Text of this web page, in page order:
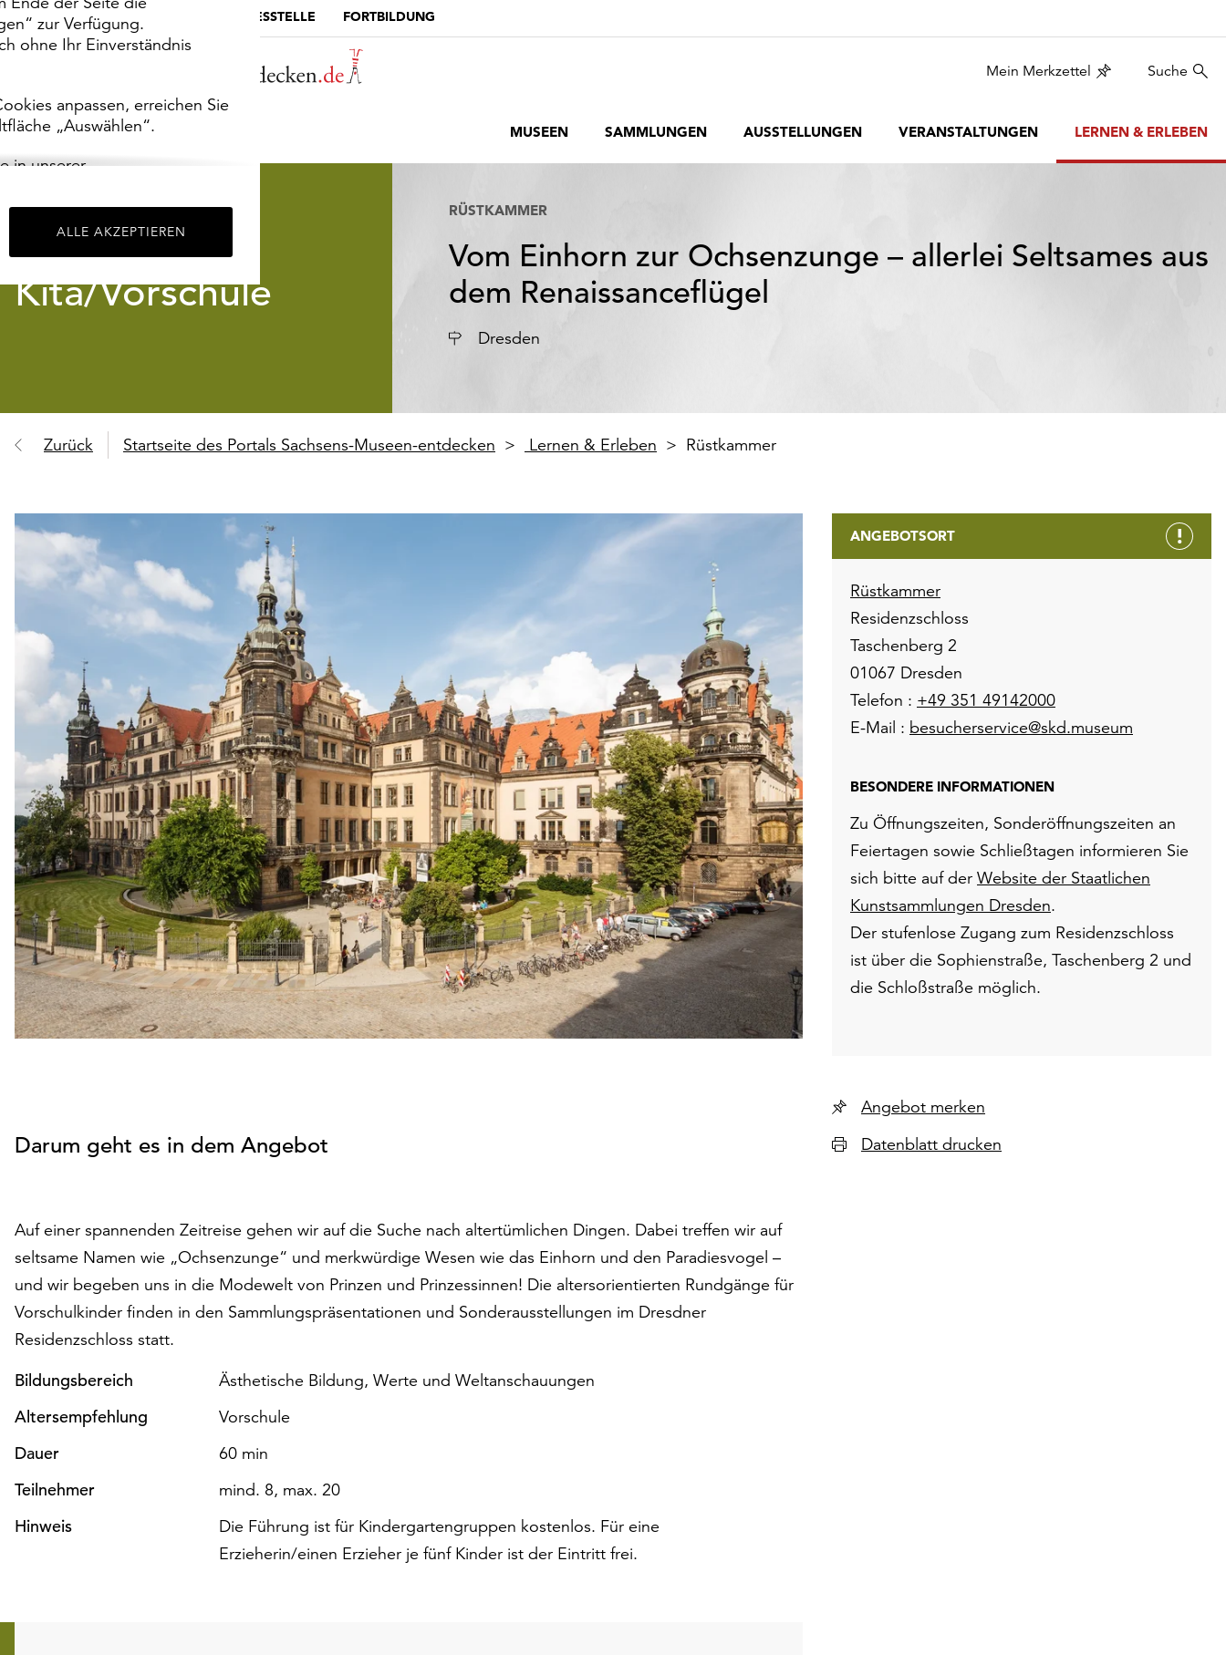
zur Verfügung.
ohne Ihr Einverständnis
anpassen, erreichen Sie
„Auswählen“.
in unserer
ALLE AKZEPTIEREN
MUSEUMSPORTAL DIE LANDESSTELLE FORTBILDUNG
Mein Merkzettel Suche
MUSEEN SAMMLUNGEN AUSSTELLUNGEN VERANSTALTUNGEN LERNEN & ERLEBEN
Kita/Vorschule
RÜSTKAMMER
Vom Einhorn zur Ochsenzunge – allerlei Seltsames aus
dem Renaissanceflügel
Ort Dresden
Zurück Startseite des Portals Sachsens-Museen-entdecken Lernen & Erleben Rüstkammer
Darum geht es in dem Angebot
Auf einer spannenden Zeitreise gehen wir auf die Suche nach altertümlichen Dingen. Dabei treffen wir auf
seltsame Namen wie „Ochsenzunge“ und merkwürdige Wesen wie das Einhorn und den Paradiesvogel –
und wir begeben uns in die Modewelt von Prinzen und Prinzessinnen! Die altersorientierten Rundgänge für
Vorschulkinder finden in den Sammlungspräsentationen und Sonderausstellungen im Dresdner
Residenzschloss statt.
Bildungsbereich
Ästhetische Bildung, Werte und Weltanschauungen
Altersempfehlung
Vorschule
Dauer
60 min
Teilnehmer
mind. 8, max. 20
Hinweis
Die Führung ist für Kindergartengruppen kostenlos. Für eine
Erzieherin/einen Erzieher je fünf Kinder ist der Eintritt frei.
ANGEBOTSORT
Rüstkammer
Residenzschloss
Taschenberg 2
01067 Dresden
Telefon : +49 351 49142000
E-Mail : besucherservice@skd.museum
BESONDERE INFORMATIONEN
Zu Öffnungszeiten, Sonderöffnungszeiten an
Feiertagen sowie Schließtagen informieren Sie
sich bitte auf der Website der Staatlichen
Kunstsammlungen Dresden.
Der stufenlose Zugang zum Residenzschloss
ist über die Sophienstraße, Taschenberg 2 und
die Schloßstraße möglich.
Angebot merken
Datenblatt drucken